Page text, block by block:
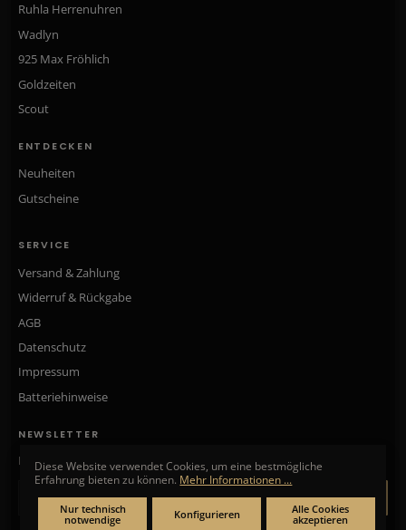
Ruhla Herrenuhren
Wadlyn
925 Max Fröhlich
Goldzeiten
Scout
ENTDECKEN
Neuheiten
Gutscheine
SERVICE
Versand & Zahlung
Widerruf & Rückgabe
AGB
Datenschutz
Impressum
Batteriehinweise
NEWSLETTER
Neue Kollektionen, exklusive Angebote & Aktionen direkt in Ihr Postfach.
ANMELDEN
Diese Website verwendet Cookies, um eine bestmögliche
Erfahrung bieten zu können. Mehr Informationen ...
Nur technisch
notwendige
Konfigurieren
Alle Cookies
akzeptieren